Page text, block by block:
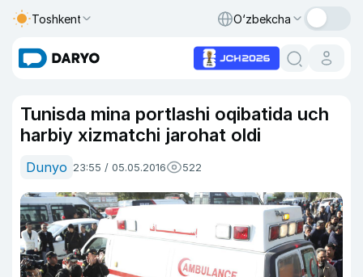
Toshkent O‘zbekcha
Tunisda mina portlashi oqibatida uch
harbiy xizmatchi jarohat oldi
Dunyo 23:55 / 05.05.2016 522